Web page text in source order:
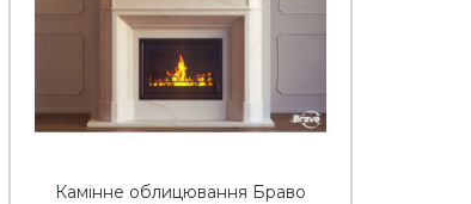
Камінне облицювання Браво